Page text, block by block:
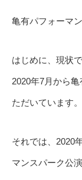
亀有パフォーマ
はじめに、現状
2020年7月から
ただいています。
それでは、2020
マンスパーク公